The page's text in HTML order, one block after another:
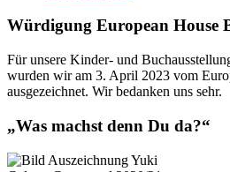
Würdigung European House
Für unsere Kinder- und
wurden wir am 3. April 2023 vom
ausgezeichnet. Wir bedanken uns sehr.
„Was machst denn Du da?“